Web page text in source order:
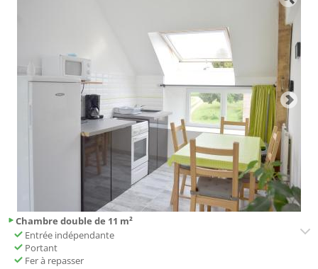
Chambre double de 11 m²
Entrée indépendante
Portant
Fer à repasser